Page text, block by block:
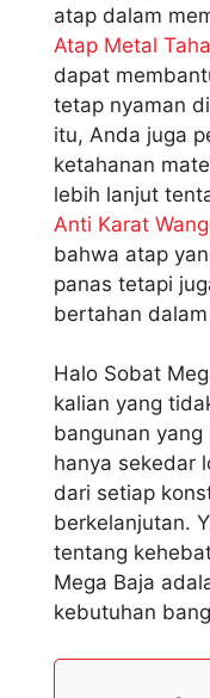
atap dalam
Atap Metal
dapat
tetap nyaman
itu, Anda juga
ketahanan
lebih lanjut
Anti Karat
bahwa atap
panas tetapi
bertahan
Halo Sobat
kalian yang
bangunan yang
hanya sekedar
dari setiap
berkelanjutan.
tentang
Mega Baja
kebutuhan